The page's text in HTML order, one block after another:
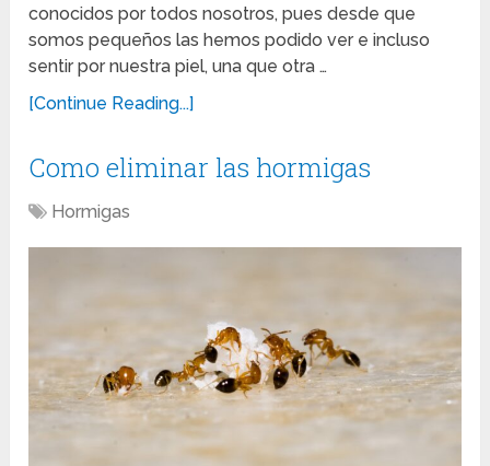
conocidos por todos nosotros, pues desde que
somos pequeños las hemos podido ver e incluso
sentir por nuestra piel, una que otra …
[Continue Reading...]
Como eliminar las hormigas
Hormigas